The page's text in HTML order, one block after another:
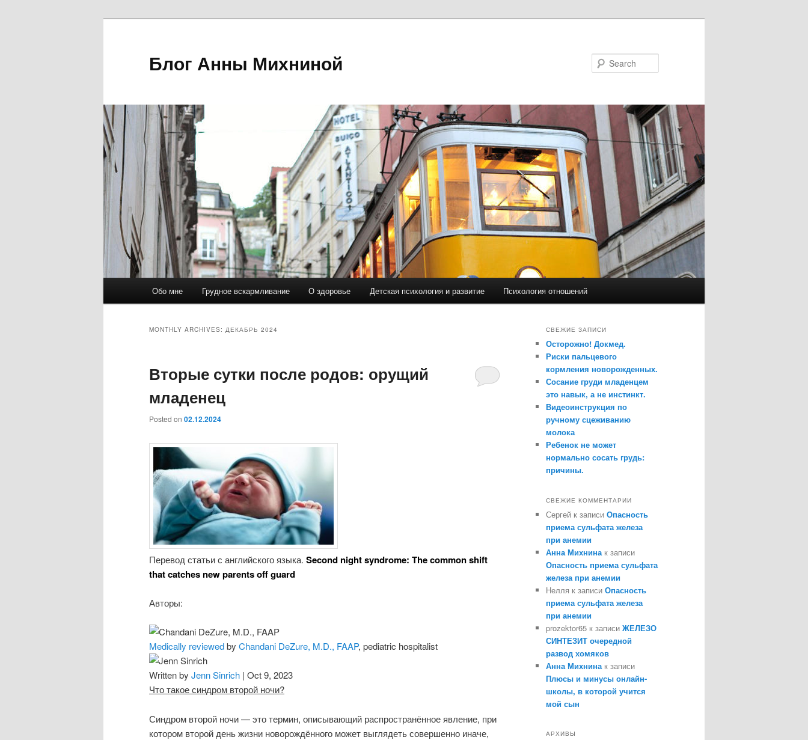
Блог Анны Михниной
Skip
content
Skip
content
Обо мне Грудное вскармливание О здоровье Детская психология и развитие Психология отношений
MONTHLY ARCHIVES: ДЕКАБРЬ 2024
Вторые сутки после родов: орущий
младенец
Posted on 02.12.2024
Перевод статьи с английского языка. Second night syndrome: The common shift
that catches new parents off guard
Авторы:
Medically reviewedby Chandani DeZure, M.D., FAAP, pediatric hospitalist
Written by Jenn Sinrich | Oct 9, 2023
Что такое синдром второй ночи?
Синдром второй ночи — это термин, описывающий распространённое явление, при
котором второй день жизни новорождённого может выглядеть совершенно иначе,
СВЕЖИЕ ЗАПИСИ
Осторожно! Докмед.
Риски пальцевого
кормления новорожденных.
Сосание груди младенцем
это навык, а не инстинкт.
Видеоинструкция по
ручному сцеживанию
молока
Ребенок не может
нормально сосать грудь:
причины.
СВЕЖИЕ КОММЕНТАРИИ
Сергей к записи Опасность
приема сульфата железа
при анемии
Анна Михнина к записи
Опасность приема сульфата
железа при анемии
Нелля к записи Опасность
приема сульфата железа
при анемии
prozektor65 к записи ЖЕЛЕЗО
СИНТЕЗИТ очередной
развод хомяков
Анна Михнина к записи
Плюсы и минусы онлайн-
школы, в которой учится
мой сын
АРХИВЫ